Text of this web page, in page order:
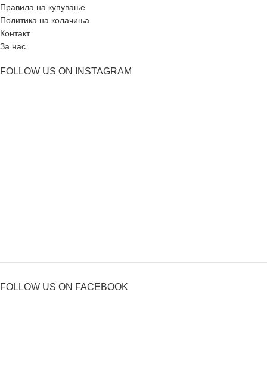
Правила на купување
Политика на колачиња
Контакт
За нас
FOLLOW US ON INSTAGRAM
FOLLOW US ON FACEBOOK